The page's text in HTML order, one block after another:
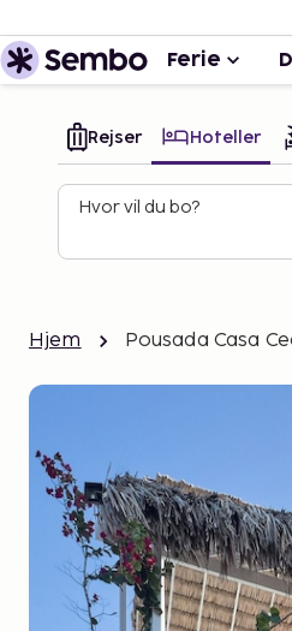
Ferie
Rejser Hoteller
Hvor vil du bo?
Hjem Pousada Casa